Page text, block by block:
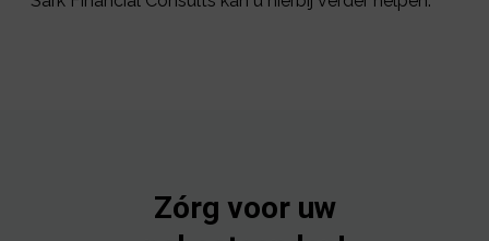
Zórg voor uw